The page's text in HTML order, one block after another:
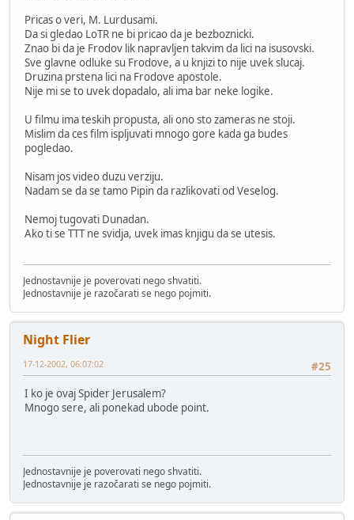
Pricas o veri, M. Lurdusami.
Da si gledao LoTR ne bi pricao da je bezboznicki.
Znao bi da je Frodov lik napravljen takvim da lici na isusovski.
Sve glavne odluke su Frodove, a u knjizi to nije uvek slucaj.
Druzina prstena lici na Frodove apostole.
Nije mi se to uvek dopadalo, ali ima bar neke logike.
U filmu ima teskih propusta, ali ono sto zameras ne stoji.
Mislim da ces film ispljuvati mnogo gore kada ga budes
pogledao.
Nisam jos video duzu verziju.
Nadam se da se tamo Pipin da razlikovati od Veselog.
Nemoj tugovati Dunadan.
Ako ti se TTT ne svidja, uvek imas knjigu da se utesis.
Jednostavnije je poverovati nego shvatiti.
Jednostavnije je razočarati se nego pojmiti.
Night Flier
#25
17-12-2002, 06:07:02
I ko je ovaj Spider Jerusalem?
Mnogo sere, ali ponekad ubode point.
Jednostavnije je poverovati nego shvatiti.
Jednostavnije je razočarati se nego pojmiti.